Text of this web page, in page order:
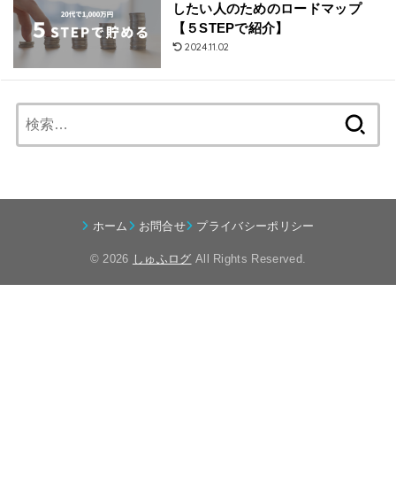
したい人のためのロードマップ
【５STEPで紹介】
2024.11.02
索:
ホーム お問合せ プライバシーポリシー
© 2026 しゅふログ All Rights Reserved.